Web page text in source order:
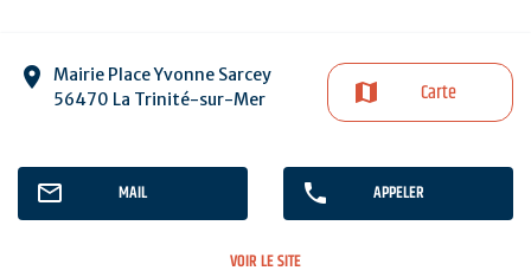
Mairie Place Yvonne Sarcey
56470 La Trinité-sur-Mer
Carte
MAIL APPELER
VOIR LE SITE